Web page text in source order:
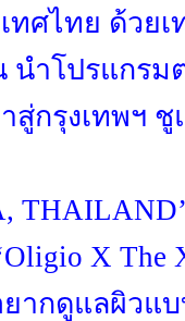
ทศไทย ด้วย
ำโปรแกรม
สู่กรุงเทพฯ
X The
ากดูแลผิวแ